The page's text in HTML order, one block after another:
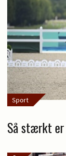
Sport
Så stærkt er